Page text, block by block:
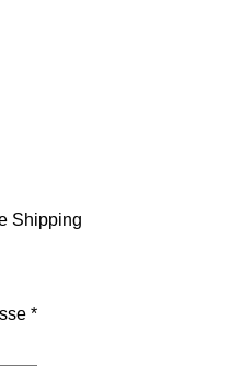
Shipping
*Erforderlich